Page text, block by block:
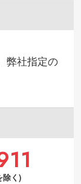
弊社指定の
除く)